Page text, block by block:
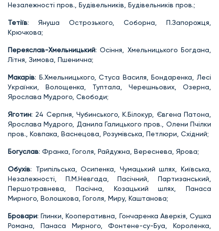
Незалежності пров., Будівельників, Будівельників пров.;
Тетіїв: Януша Острозького, Соборна, П.Запорожця,
Крючкова;
Переяслав-Хмельницький: Осіння, Хмельницького Богдана,
Літня, Зимова, Пшенична;
Макарів: Б.Хмельницького, Стуса Василя, Бондаренка, Лесі
Українки, Волощенка, Туптала, Черешньових, Озерна,
Ярослава Мудрого, Свободи;
Яготин: 24 Серпня, Чубинського, К.Білокур, Євгена Патона,
Ярослава Мудрого, Данила Галицького пров., Олени Пчілки
пров., Ковпака, Васнецова, Розумівська, Петлюри, Східний;
Богуслав: Франка, Гоголя, Райдужна, Вереснева, Ярова;
Обухів: Трипільська, Осипенка, Чумацький шлях, Київська,
Незалежності, П.М.Невгада, Пасічний, Партизанський,
Першотравнева, Пасічна, Козацький шлях, Панаса
Мирного, Волошкова, Гоголя, Миру, Каштанова;
Бровари: Глинки, Кооперативна, Гончаренка Аверкія, Сушка
Романа, Панаса Мирного, Фонтене-су-Буа, Короленка,